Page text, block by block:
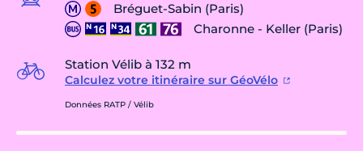
Bréguet-Sabin (Paris)
Charonne - Keller (Paris)
Station Vélib à 132 m
Calculez votre itinéraire sur GéoVélo
Données RATP / Vélib